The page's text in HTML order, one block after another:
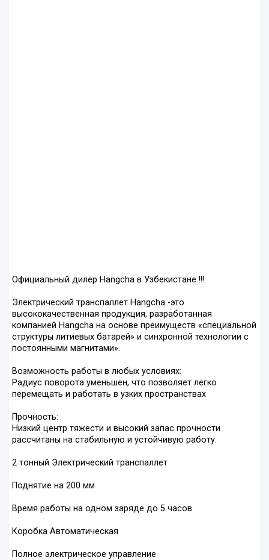
Официальный дилер Hangcha в Узбекистане !!!
Электрический транспаллет Hangcha -это
высококачественная продукция, разработанная
компанией Hangcha на основе преимуществ «специальной
структуры литиевых батарей» и синхронной технологии с
постоянными магнитами».
Возможность работы в любых условиях:
Радиус поворота уменьшен, что позволяет легко
перемещать и работать в узких пространствах
Прочность:
Низкий центр тяжести и высокий запас прочности
рассчитаны на стабильную и устойчивую работу.
2 тонный Электрический транспаллет
Поднятие на 200 мм
Время работы на одном заряде до 5 часов
Коробка Автоматическая
Полное электрическое управление